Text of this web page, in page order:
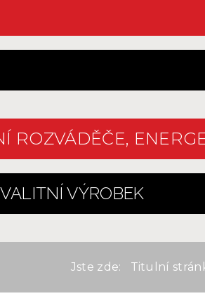
ROZVÁDĚČE,
VÝROBEK
Jste zde: Titulní